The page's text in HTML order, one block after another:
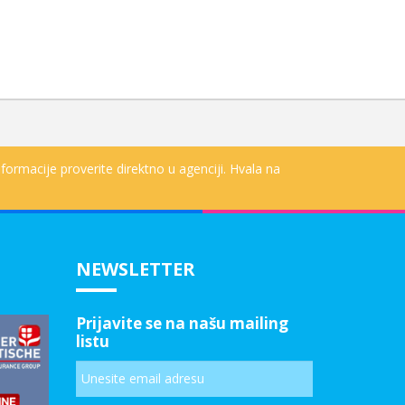
proverite direktno u agenciji. Hvala na
NEWSLETTER
Prijavite se na našu mailing
listu